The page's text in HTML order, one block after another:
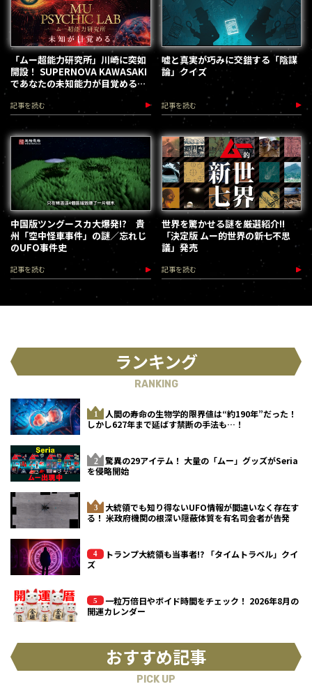
「ムー超能力研究所」川崎に突如
開設！ SUPERNOVA KAWASAKI
であなたの未知能力が目覚める
（2026.8.18-28）
記事を読む
嘘と真実が巧みに交錯する「陰謀
論」クイズ
記事を読む
中国版ツングースカ大爆発!? 貴
州「空中怪車事件」の謎／忘れじ
のUFO事件史
記事を読む
世界を驚かせる謎を厳選紹介!!
「決定版 ムー的世界の新七不思
議」発売
記事を読む
ランキング
RANKING
人間の寿命の生物学的限界値は“約190年”だった！
しかし627年まで延ばす禁断の手法も…！
驚異の29アイテム！ 大量の「ムー」グッズがSeria
を侵略開始
大統領でも知り得ないUFO情報が間違いなく存在す
る！ 米政府機関の根深い隠蔽体質を有名司会者が告発
トランプ大統領も当事者!? 「タイムトラベル」クイ
ズ
一粒万倍日やボイド時間をチェック！ 2026年8月の
開運カレンダー
おすすめ記事
PICK UP